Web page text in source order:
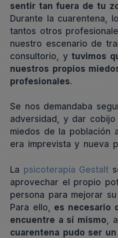
sentir tan fuera de tu
Durante la cuarentena,
tantos otros
nuestro escenario de
consultorio, ytuvimos
nuestros propios
profesionales.
Se nos demandaba
adversidad, y dar
miedos de la población
era imprevista y nueva
La psicoterapia Gestalt
aprovechar el propio
persona para mejorar
Para ello, es necesario
encuentre a sí mismo ,
cuarentena pudo ser